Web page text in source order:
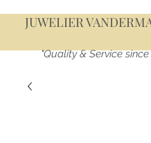
JUWELIER
"Quality & Service since